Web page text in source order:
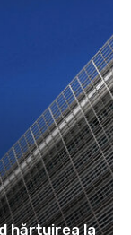
hărțuirea la